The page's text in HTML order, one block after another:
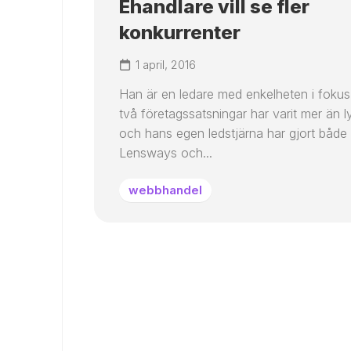
Ehandlare vill se fler
konkurrenter
1 april, 2016
Han är en ledare med enkelheten i
två företagssatsningar har varit mer än
och hans egen ledstjärna har gjort både
Lensways och...
webbhandel